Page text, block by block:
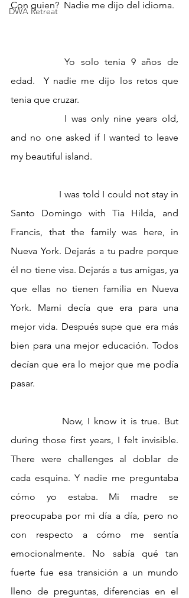
DWA Retreat
Con quien?  Nadie me dijo del idioma.
		Yo solo tenia 9 años de
edad.  Y nadie me dijo los retos que
tenia que cruzar.
and no one asked if I wanted to leave
my beautiful island.
Santo Domingo with Tia Hilda, and
Francis, that the family was here, in
Nueva York. Dejarás a tu padre porque
él no tiene visa. Dejarás a tus amigas, ya
que ellas no tienen familia en Nueva
York. Mami decía que era para una
mejor vida. Después supe que era más
bien para una mejor educación. Todos
decían que era lo mejor que me podía
pasar.
during those first years, I felt invisible.
There were challenges al doblar de
cada esquina. Y nadie me preguntaba
cómo yo estaba. Mi madre se
preocupaba por mi día a día, pero no
con respecto a cómo me sentía
emocionalmente. No sabía qué tan
fuerte fue esa transición a un mundo
lleno de preguntas, diferencias en el